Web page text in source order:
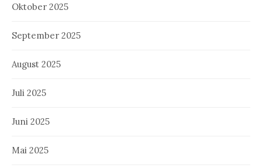
Oktober 2025
September 2025
August 2025
Juli 2025
Juni 2025
Mai 2025